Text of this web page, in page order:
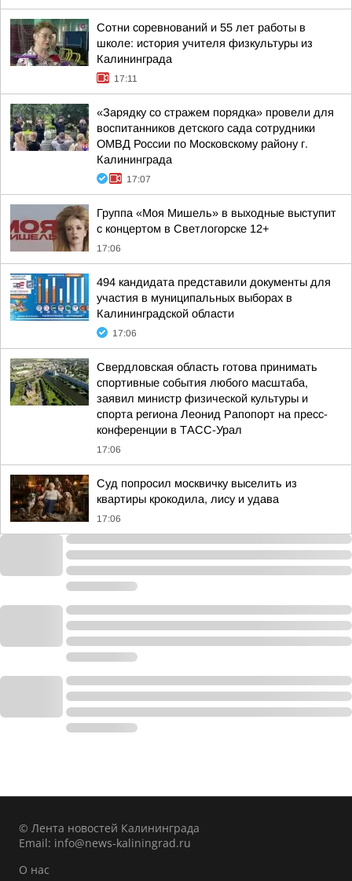
Сотни соревнований и 55 лет работы в
школе: история учителя физкультуры из
Калининграда
17:11
«Зарядку со стражем порядка» провели для
воспитанников детского сада сотрудники
ОМВД России по Московскому району г.
Калининграда
17:07
Группа «Моя Мишель» в выходные выступит
с концертом в Светлогорске 12+
17:06
494 кандидата представили документы для
участия в муниципальных выборах в
Калининградской области
17:06
Свердловская область готова принимать
спортивные события любого масштаба,
заявил министр физической культуры и
спорта региона Леонид Рапопорт на пресс-
конференции в ТАСС-Урал
17:06
Суд попросил москвичку выселить из
квартиры крокодила, лису и удава
17:06
© Лента новостей Калининграда
Email: info@news-kaliningrad.ru
О нас